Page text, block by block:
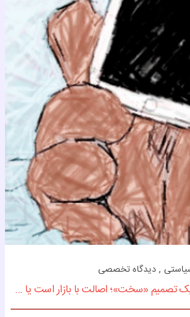
, دیدگاه تخصصی
تصمیم «سخت»؛ اصالت با بازار است یا ...